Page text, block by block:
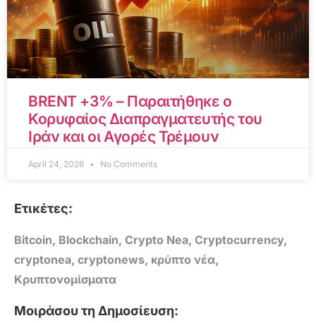
BRENT +3% – Παραιτήθηκε ο
Κορυφαίος Διαπραγματευτής του
Ιράν και οι Αγορές Τρέμουν
April 24, 2026 No Comments
Ετικέτες:
Bitcoin, Blockchain, Crypto Nea, Cryptocurrency,
cryptonea, cryptonews, κρύπτο νέα,
Κρυπτονομίσματα
Μοιράσου τη Δημοσίευση: